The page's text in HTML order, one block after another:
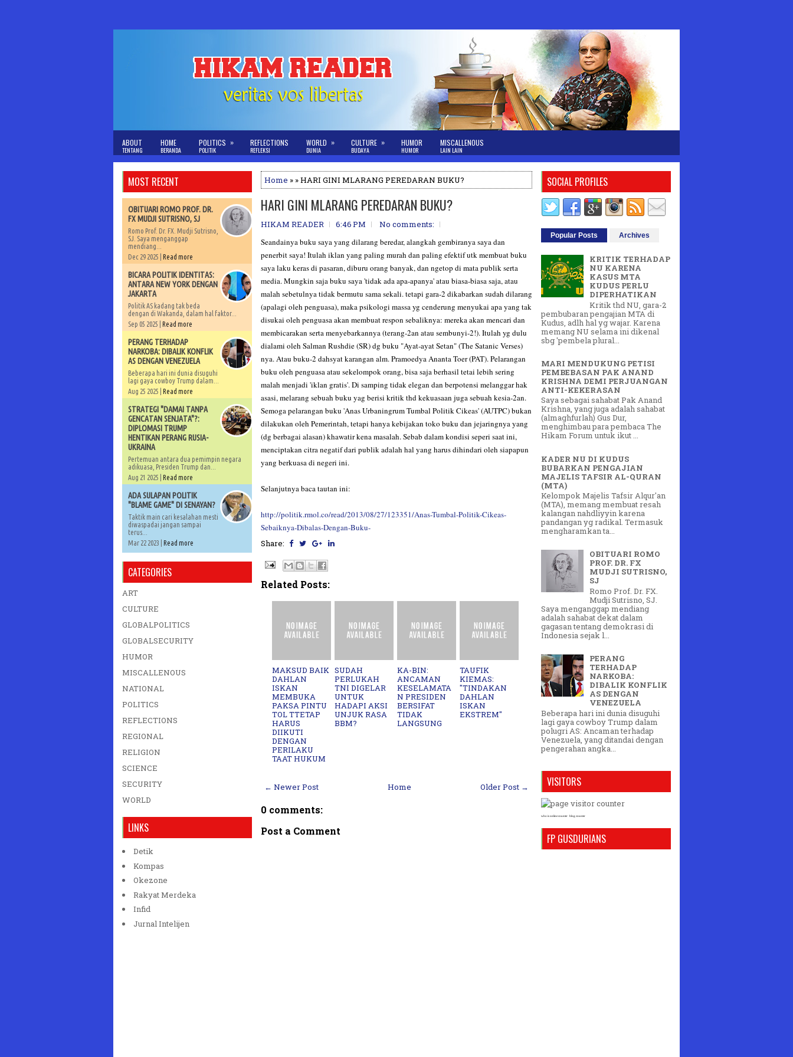
ABOUT
TENTANG
HOME
BERANDA
POLITICS
POLITIK
» REFLECTIONS
REFLEKSI
WORLD
DUNIA
» CULTURE
BUDAYA
» HUMOR
HUMOR
MISCALLENOUS
LAIN LAIN
Home » » HARI GINI MLARANG PEREDARAN BUKU?
HARI GINI MLARANG PEREDARAN BUKU?
HIKAM READER 6:46 PM
No comments:
Seandainya buku saya yang dilarang beredar, alangkah gembiranya saya dan
penerbit saya! Itulah iklan yang paling murah dan paling efektif utk membuat buku
saya laku keras di pasaran, diburu orang banyak, dan ngetop di mata publik serta
media. Mungkin saja buku saya 'tidak ada apa-apanya' atau biasa-biasa saja, atau
malah sebetulnya tidak bermutu sama sekali. tetapi gara-2 dikabarkan sudah dilarang
(apalagi oleh penguasa), maka psikologi massa yg cenderung menyukai apa yang tak
disukai oleh penguasa akan membuat respon sebaliknya: mereka akan mencari dan
membicarakan serta menyebarkannya (terang-2an atau sembunyi-2!). Itulah yg dulu
dialami oleh Salman Rushdie (SR) dg buku "Ayat-ayat Setan" (The Satanic Verses)
nya. Atau buku-2 dahsyat karangan alm. Pramoedya Ananta Toer (PAT). Pelarangan
buku oleh penguasa atau sekelompok orang, bisa saja berhasil tetai lebih sering
malah menjadi 'iklan gratis'. Di samping tidak elegan dan berpotensi melanggar hak
asasi, melarang sebuah buku yag berisi kritik thd kekuasaan juga sebuah kesia-2an.
Semoga pelarangan buku 'Anas Urbaningrum Tumbal Politik Cikeas' (AUTPC) bukan
dilakukan oleh Pemerintah, tetapi hanya kebijakan toko buku dan jejaringnya yang
(dg berbagai alasan) khawatir kena masalah. Sebab dalam kondisi seperi saat ini,
menciptakan citra negatif dari publik adalah hal yang harus dihindari oleh siapapun
yang berkuasa di negeri ini.
Selanjutnya baca tautan ini:
http://politik.rmol.co/read/2013/08/27/123351/Anas-Tumbal-Politik-Cikeas-
Sebaiknya-Dibalas-Dengan-Buku-
Share:
Related Posts:
MAKSUD BAIK
DAHLAN
ISKAN
MEMBUKA
PAKSA PINTU
TOL TTETAP
HARUS
DIIKUTI
DENGAN
PERILAKU
TAAT HUKUM
SUDAH
PERLUKAH
TNI DIGELAR
UNTUK
HADAPI AKSI
UNJUK RASA
BBM?
KA-BIN:
ANCAMAN
KESELAMATA
N PRESIDEN
BERSIFAT
TIDAK
LANGSUNG
TAUFIK
KIEMAS:
"TINDAKAN
DAHLAN
ISKAN
EKSTREM"
← Newer Post Older Post →
Home
0 comments:
Post a Comment
MOST RECENT
OBITUARI ROMO PROF. DR.
FX MUDJI SUTRISNO, SJ
Romo Prof. Dr. FX. Mudji Sutrisno,
SJ. Saya menganggap
mendiang...
Dec 29 2025 | Read more
BICARA POLITIK IDENTITAS:
ANTARA NEW YORK DENGAN
JAKARTA
Politik AS kadang tak beda
dengan di Wakanda, dalam hal faktor...
Sep 05 2025 | Read more
PERANG TERHADAP
NARKOBA: DIBALIK KONFLIK
AS DENGAN VENEZUELA
Beberapa hari ini dunia disuguhi
lagi gaya cowboy Trump dalam...
Aug 25 2025 | Read more
STRATEGI "DAMAI TANPA
GENCATAN SENJATA"?:
DIPLOMASI TRUMP
HENTIKAN PERANG RUSIA-
UKRAINA
Pertemuan antara dua pemimpin negara
adikuasa, Presiden Trump dan...
Aug 21 2025 | Read more
ADA SULAPAN POLITIK
"BLAME GAME" DI SENAYAN?
Taktik main cari kesalahan mesti
diwaspadai jangan sampai
terus...
Mar 22 2023 | Read more
CATEGORIES
ART
CULTURE
GLOBALPOLITICS
GLOBALSECURITY
HUMOR
MISCALLENOUS
NATIONAL
POLITICS
REFLECTIONS
REGIONAL
RELIGION
SCIENCE
SECURITY
WORLD
LINKS
Detik
Kompas
Okezone
Rakyat Merdeka
Infid
Jurnal Intelijen
SOCIAL PROFILES
Popular Posts Archives
KRITIK TERHADAP
NU KARENA
KASUS MTA
KUDUS PERLU
DIPERHATIKAN
Kritik thd NU, gara-2
pembubaran pengajian MTA di
Kudus, adlh hal yg wajar. Karena
memang NU selama ini dikenal
sbg 'pembela plural...
MARI MENDUKUNG PETISI
PEMBEBASAN PAK ANAND
KRISHNA DEMI PERJUANGAN
ANTI-KEKERASAN
Saya sebagai sahabat Pak Anand
Krishna, yang juga adalah sahabat
(almaghfurlah) Gus Dur,
menghimbau para pembaca The
Hikam Forum untuk ikut ...
KADER NU DI KUDUS
BUBARKAN PENGAJIAN
MAJELIS TAFSIR AL-QURAN
(MTA)
Kelompok Majelis Tafsir Alqur'an
(MTA), memang membuat resah
kalangan nahdliyyin karena
pandangan yg radikal. Termasuk
mengharamkan ta...
OBITUARI ROMO
PROF. DR. FX
MUDJI SUTRISNO,
SJ
Romo Prof. Dr. FX.
Mudji Sutrisno, SJ.
Saya menganggap mendiang
adalah sahabat dekat dalam
gagasan tentang demokrasi di
Indonesia sejak l...
PERANG
TERHADAP
NARKOBA:
DIBALIK KONFLIK
AS DENGAN
VENEZUELA
Beberapa hari ini dunia disuguhi
lagi gaya cowboy Trump dalam
polugri AS: Ancaman terhadap
Venezuela, yang ditandai dengan
pengerahan angka...
VISITORS
who is online counter blog counter
FP GUSDURIANS